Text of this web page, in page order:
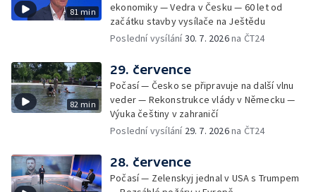
81 min
ekonomiky — Vedra v Česku — 60 let od
začátku stavby vysílače na Ještědu
Poslední vysílání30. 7. 2026na ČT24
82 min
29. července
Počasí — Česko se připravuje na další vlnu
veder — Rekonstrukce vlády v Německu —
Výuka češtiny v zahraničí
Poslední vysílání 29. 7. 2026na ČT24
28. července
Počasí — Zelenskyj jednal v USA s Trumpem